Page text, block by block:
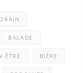
BALADE
ÊTRE BIÈRE